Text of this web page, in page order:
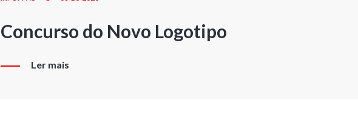
Concurso do Novo Logotipo
Ler mais